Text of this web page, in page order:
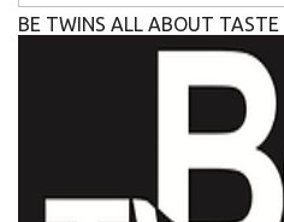
BE TWINS ALL ABOUT TASTE